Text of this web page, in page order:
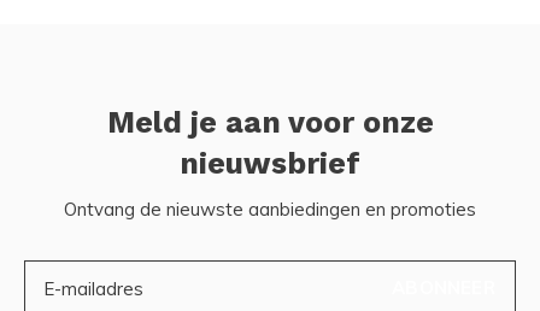
Meld je aan voor onze
nieuwsbrief
Ontvang de nieuwste aanbiedingen en promoties